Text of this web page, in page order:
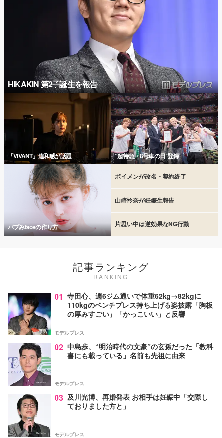
HIKAKIN 第2子誕生を報告
「VIVANT」違和感が話題 “超特急・8号車の日”登録
バブみfaceの作り方
ボイメンが改名・契約終了
山崎怜奈が妊娠生報告
片思い中は逆効果なNG行動
記事ランキング
RANKING
01 寺田心、週6ジム通いで体重62kg→82kgに
110kgのベンチプレス持ち上げる姿披露「胸板
の厚みすごい」「かっこいい」と反響
モデルプレス
02 中島歩、“明治時代の文豪”の玄孫だった「教科
書にも載っている」名前も先祖に由来
モデルプレス
03 及川光博、再婚発表 お相手は妊娠中「交際し
ておりました方と」
モデルプレス